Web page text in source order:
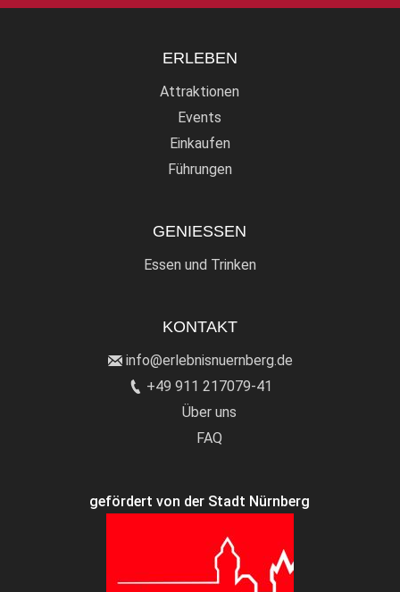
ERLEBEN
Attraktionen
Events
Einkaufen
Führungen
GENIESSEN
Essen und Trinken
KONTAKT
info@erlebnisnuernberg.de
+49 911 217079-41
Über uns
FAQ
gefördert von der Stadt Nürnberg